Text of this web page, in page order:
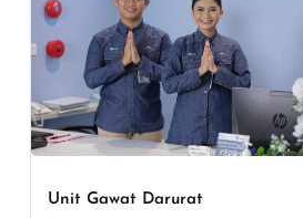
Unit Gawat Darurat